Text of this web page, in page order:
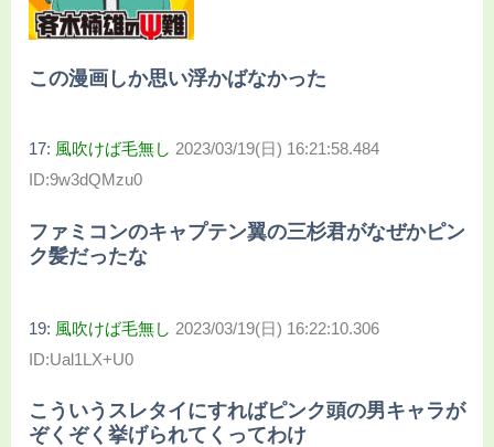
この漫画しか思い浮かばなかった
17: 風吹けば毛無し 2023/03/19(日) 16:21:58.484
ID:9w3dQMzu0
ファミコンのキャプテン翼の三杉君がなぜかピン
ク髪だったな
19: 風吹けば毛無し 2023/03/19(日) 16:22:10.306
ID:Ual1LX+U0
こういうスレタイにすればピンク頭の男キャラが
ぞくぞく挙げられてくってわけ